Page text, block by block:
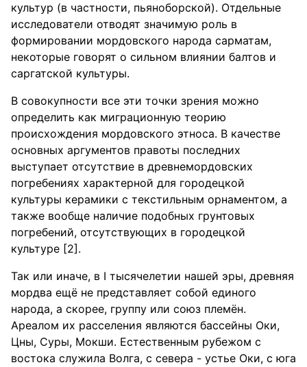
культур (в частности, пьяноборской). Отдельные
исследователи отводят значимую роль в
формировании мордовского народа сарматам,
некоторые говорят о сильном влиянии балтов и
саргатской культуры.
В совокупности все эти точки зрения можно
определить как миграционную теорию
происхождения мордовского этноса. В качестве
основных аргументов правоты последних
выступает отсутствие в древнемордовских
погребениях характерной для городецкой
культуры керамики с текстильным орнаментом, а
также вообще наличие подобных грунтовых
погребений, отсутствующих в городецкой
культуре [2].
Так или иначе, в I тысячелетии нашей эры, древняя
мордва ещё не представляет собой единого
народа, а скорее, группу или союз племён.
Ареалом их расселения являются бассейны Оки,
Цны, Суры, Мокши. Естественным рубежом с
востока служила Волга, с севера - устье Оки, с юга